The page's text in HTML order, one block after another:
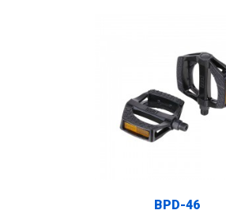
BPD-46